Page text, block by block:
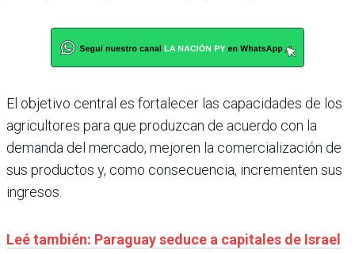
El objetivo central es fortalecer las capacidades de los
agricultores para que produzcan de acuerdo con la
demanda del mercado, mejoren la comercialización de
sus productos y, como consecuencia, incrementen sus
ingresos.
Leé también: Paraguay seduce a capitales de Israel